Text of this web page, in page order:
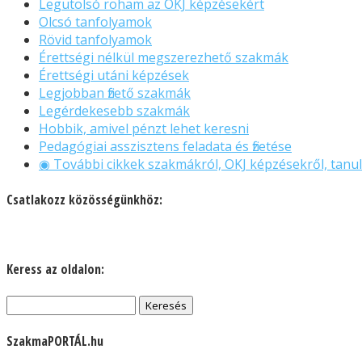
Legutolsó roham az OKJ képzésekért
Olcsó tanfolyamok
Rövid tanfolyamok
Érettségi nélkül megszerezhető szakmák
Érettségi utáni képzések
Legjobban fizető szakmák
Legérdekesebb szakmák
Hobbik, amivel pénzt lehet keresni
Pedagógiai asszisztens feladata és fizetése
◉ További cikkek szakmákról, OKJ képzésekről,
Csatlakozz közösségünkhöz:
Keress az oldalon:
SzakmaPORTÁL.hu